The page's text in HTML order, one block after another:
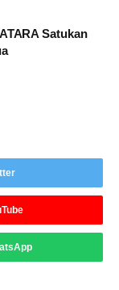
Satukan